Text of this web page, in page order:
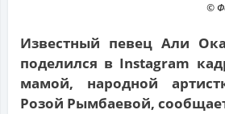
©
Известный певец Али
поделился в Instagram
мамой, народной
Розой Рымбаевой,